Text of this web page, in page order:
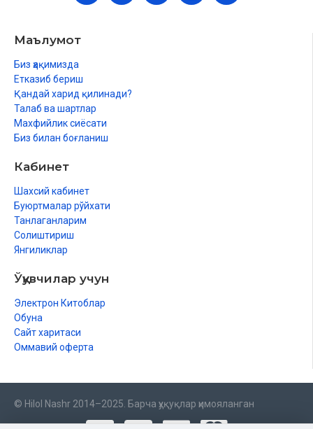
Маълумот
Биз ҳақимизда
Етказиб бериш
Қандай харид қилинади?
Талаб ва шартлар
Махфийлик сиёсати
Биз билан боғланиш
Кабинет
Шахсий кабинет
Буюртмалар рўйхати
Танлаганларим
Солиштириш
Янгиликлар
Ўқувчилар учун
Электрон Китоблар
Обуна
Сайт харитаси
Оммавий оферта
© Hilol Nashr 2014–2025. Барча ҳуқуқлар ҳимояланган